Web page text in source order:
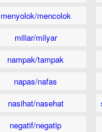
menyolok/mencolok
miliar/milyar
nampak/tampak
napas/nafas
nasihat/nasehat
negatif/negatip